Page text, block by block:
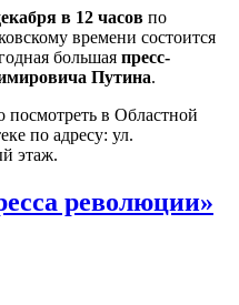
в 12 часов по
времени состоится
большая пресс-
Путина.
в Областной
по адресу: ул.
этаж.
революции»